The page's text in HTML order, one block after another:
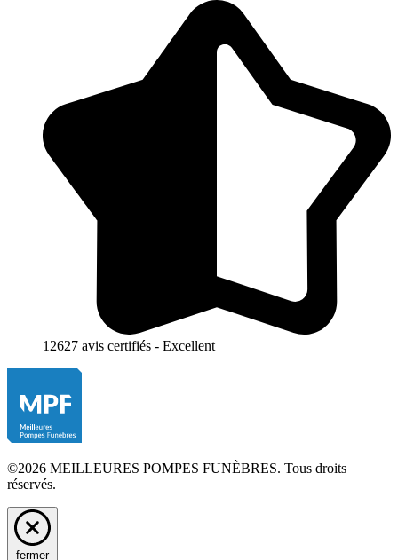
12627 avis certifiés - Excellent
©2026 MEILLEURES POMPES FUNÈBRES. Tous droits
réservés.
fermer